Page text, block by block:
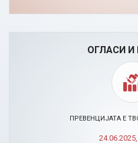
ОГЛАСИ
ПРЕВЕНЦИЈАТА Е